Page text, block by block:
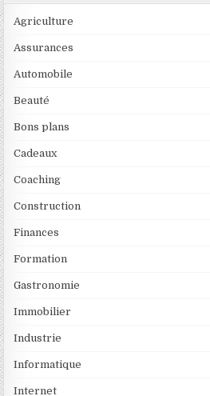
Agriculture
Assurances
Automobile
Beauté
Bons plans
Cadeaux
Coaching
Construction
Finances
Formation
Gastronomie
Immobilier
Industrie
Informatique
Internet